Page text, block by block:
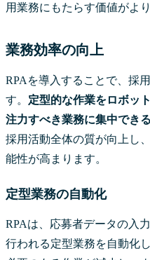
用業務にもたらす価値がよ
業務効率の向上
RPAを導入することで、採
す。 定型的な作業をロボッ
注力すべき業務に集中でき
採用活動全体の質が向上し
能性が高まります。
定型業務の自動化
RPAは、応募者データの入
行われる定型業務を自動化